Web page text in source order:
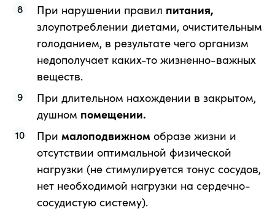
При нарушении правил питания,
злоупотреблении диетами, очистительным
голоданием, в результате чего организм
недополучает каких-то жизненно-важных
веществ.
При длительном нахождении в закрытом,
душном помещении.
При малоподвижном образе жизни и
отсутствии оптимальной физической
нагрузки (не стимулируется тонус сосудов,
нет необходимой нагрузки на сердечно-
сосудистую систему).